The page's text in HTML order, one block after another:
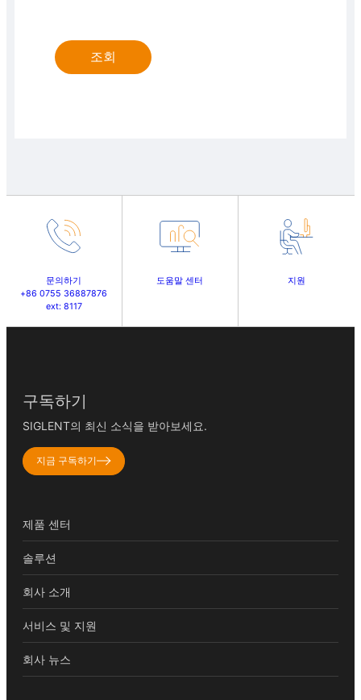
문의하기
+86 0755 36887876
ext: 8117
도움말 센터 지원
구독하기
SIGLENT의 최신 소식을 받아보세요.
지금 구독하기
제품 센터
솔루션
회사 소개
서비스 및 지원
회사 뉴스